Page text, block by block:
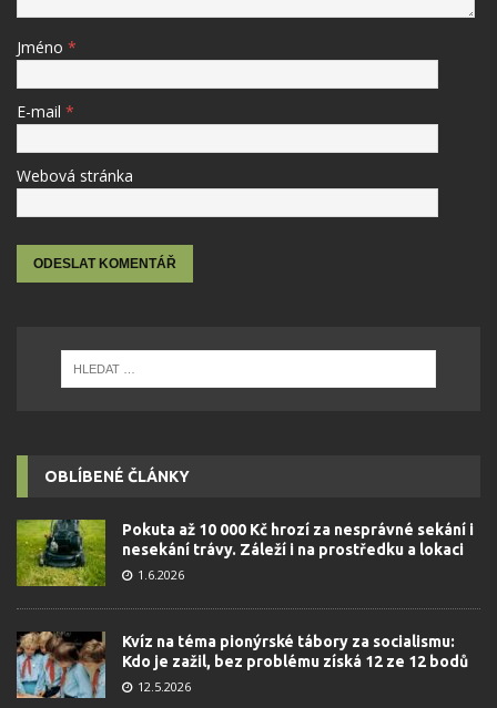
Jméno *
E-mail *
Webová stránka
OBLÍBENÉ ČLÁNKY
Pokuta až 10 000 Kč hrozí za nesprávné sekání i
nesekání trávy. Záleží i na prostředku a lokaci
1.6.2026
Kvíz na téma pionýrské tábory za socialismu:
Kdo je zažil, bez problému získá 12 ze 12 bodů
12.5.2026